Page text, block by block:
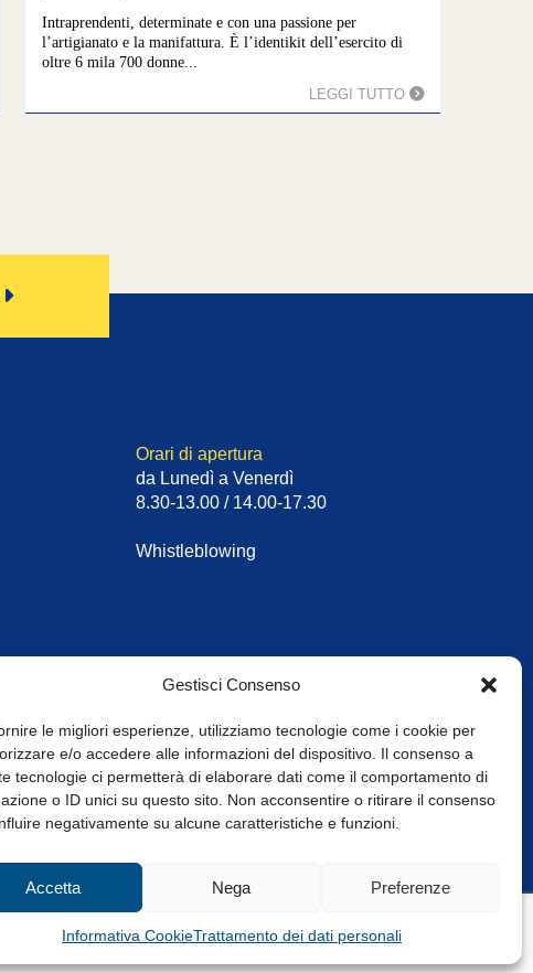
Gestisci Consenso
le migliori esperienze, utilizziamo tecnologie come i cookie per
e/o accedere alle informazioni del dispositivo. Il consenso a
tecnologie ci permetterà di elaborare dati come il comportamento di
o ID unici su questo sito. Non acconsentire o ritirare il consenso
negativamente su alcune caratteristiche e funzioni.
Accetta Nega Preferenze
Informativa CookieTrattamento dei dati personali
Intraprendenti, determinate e con una passione per
l’artigianato e la manifattura. È l’identikit dell’esercito di
oltre 6 mila 700 donne...
LEGGI TUTTO
Orari di apertura
da Lunedì a Venerdì
8.30-13.00 / 14.00-17.30
Whistleblowing